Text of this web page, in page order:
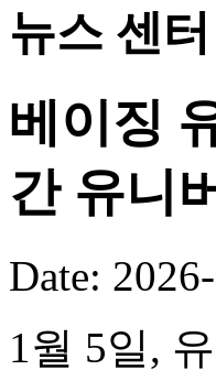
뉴스 센터
베이징
간 유니
Date:
1월 5일,